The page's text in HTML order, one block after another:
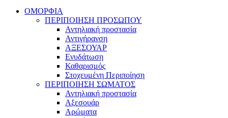
ΟΜΟΡΦΙΑ
ΠΕΡΙΠΟΙΗΣΗ ΠΡΟΣΩΠΟΥ
Αντηλιακή προστασία
Αντιγήρανση
ΑΞΕΣΟΥΑΡ
Ενυδάτωση
Καθαρισμός
Στοχευμένη Περιποίηση
ΠΕΡΙΠΟΙΗΣΗ ΣΩΜΑΤΟΣ
Αντηλιακή προστασία
Αξεσουάρ
Αρώματα